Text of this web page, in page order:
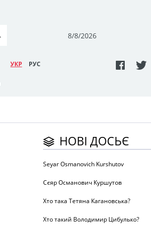
8/8/2026
УКР РУC
НОВІ ДОСЬЄ
Seyar Osmanovich Kurshutov
Сєяр Османович Куршутов
Хто така Тетяна Кагановська?
Хто такий Володимир Цибулько?